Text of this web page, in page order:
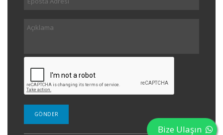
Bize Ulaşın